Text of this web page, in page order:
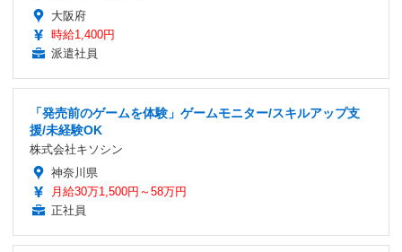
大阪府
時給1,400円
派遣社員
「発売前のゲームを体験」ゲームモニター/スキルアップ支
援/未経験OK
株式会社キソシン
神奈川県
月給30万1,500円～58万円
正社員